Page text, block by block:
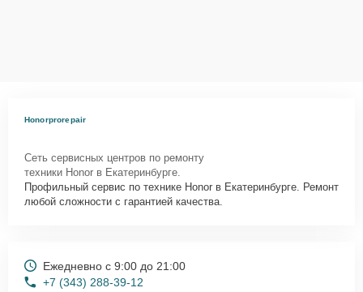
Honorprorepair
Сеть сервисных центров по ремонту
техники Honor в Екатеринбурге.
Профильный сервис по технике Honor в Екатеринбурге. Ремонт
любой сложности с гарантией качества.
Ежедневно с 9:00 до 21:00
+7 (343) 288-39-12